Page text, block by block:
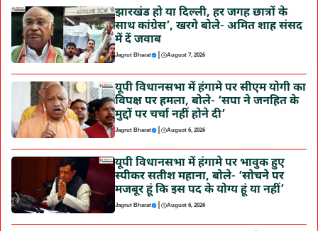
झारखंड हो या दिल्ली, हर जगह छात्रों के
साथ कांग्रेस’, खरगे बोले- अमित शाह संसद
में दें जवाब
Jagrut Bharat | August 7, 2026
यूपी विधानसभा में हंगामे पर सीएम योगी का
विपक्ष पर हमला, बोले- ‘सपा ने जनहित के
मुद्दों पर चर्चा नहीं होने दी’
Jagrut Bharat | August 6, 2026
यूपी विधानसभा में हंगामे पर भावुक हुए
स्पीकर सतीश महाना, बोले- ‘सोचने पर
मजबूर हूं कि इस पद के योग्य हूं या नहीं’
Jagrut Bharat | August 6, 2026